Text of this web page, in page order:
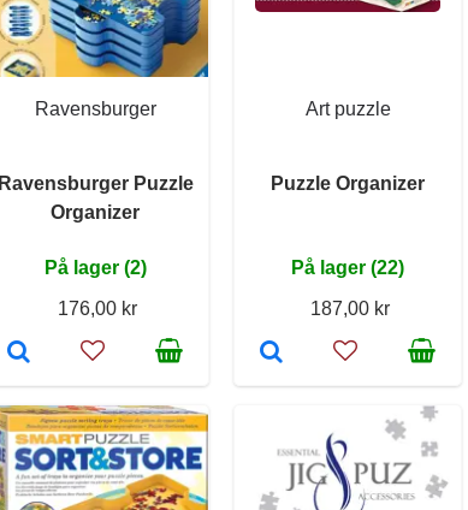
Ravensburger
Ravensburger Puzzle
Organizer
På lager (2)
176,00 kr
Art puzzle
Puzzle Organizer
På lager (22)
187,00 kr